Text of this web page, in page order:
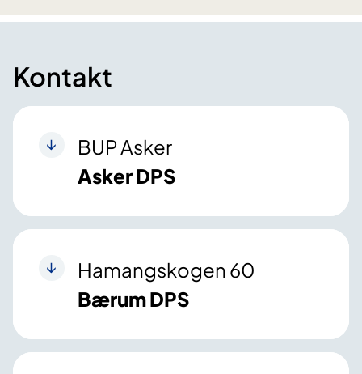
Kontakt
BUP Asker
Asker DPS
Hamangskogen 60
Bærum DPS